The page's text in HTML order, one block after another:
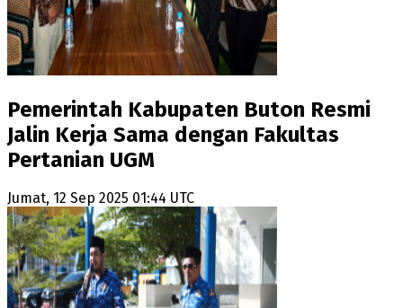
Pemerintah Kabupaten Buton Resmi
Jalin Kerja Sama dengan Fakultas
Pertanian UGM
Jumat, 12 Sep 2025 01:44 UTC